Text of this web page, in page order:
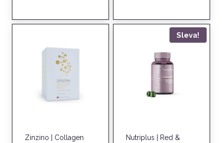
Zinzino | Collagen
Sleva!
Nutriplus | Red &